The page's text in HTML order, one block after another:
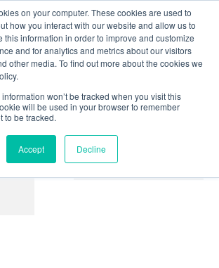
on your computer. These cookies are used to
how you interact with our website and allow us to
this information in order to improve and customize
and for analytics and metrics about our visitors
other media. To find out more about the cookies we
won’t be tracked when you visit this
will be used in your browser to remember
to be tracked.
Accept Decline